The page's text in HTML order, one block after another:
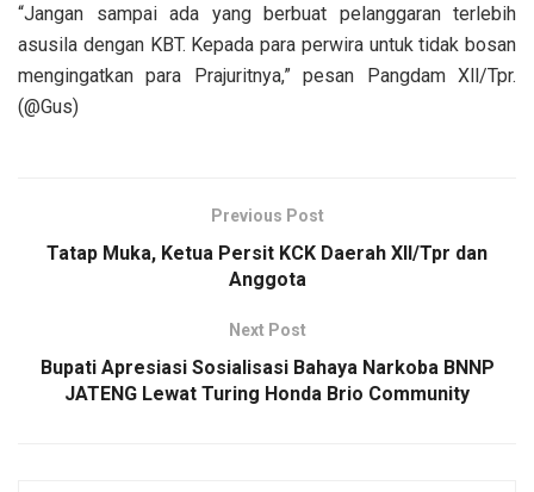
“Jangan sampai ada yang berbuat pelanggaran terlebih
asusila dengan KBT. Kepada para perwira untuk tidak bosan
mengingatkan para Prajuritnya,” pesan Pangdam Xll/Tpr.
(@Gus)
Previous Post
Tatap Muka, Ketua Persit KCK Daerah XII/Tpr dan
Anggota
Next Post
Bupati Apresiasi Sosialisasi Bahaya Narkoba BNNP
JATENG Lewat Turing Honda Brio Community